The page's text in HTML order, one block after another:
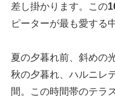
差し掛かります。この
ピーターが最も愛する
夏の夕暮れ前、斜めの
秋の夕暮れ、ハルニレ
間。この時間帯のテラ